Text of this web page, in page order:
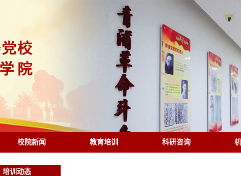
校院新闻 教育培训 科研咨询
培训动态